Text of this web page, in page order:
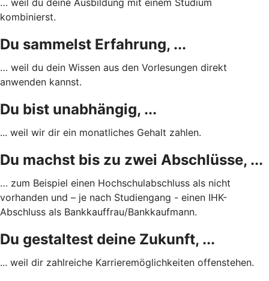
kombinierst.
Du sammelst Erfahrung, ...
… weil du dein Wissen aus den Vorlesungen direkt
anwenden kannst.
Du bist unabhängig, ...
... weil wir dir ein monatliches Gehalt zahlen.
Du machst bis zu zwei Abschlüsse, ...
… zum Beispiel einen Hochschulabschluss als nicht
vorhanden und – je nach Studiengang - einen IHK-
Abschluss als Bankkauffrau/Bankkaufmann.
Du gestaltest deine Zukunft, ...
... weil dir zahlreiche Karrieremöglichkeiten offenstehen.